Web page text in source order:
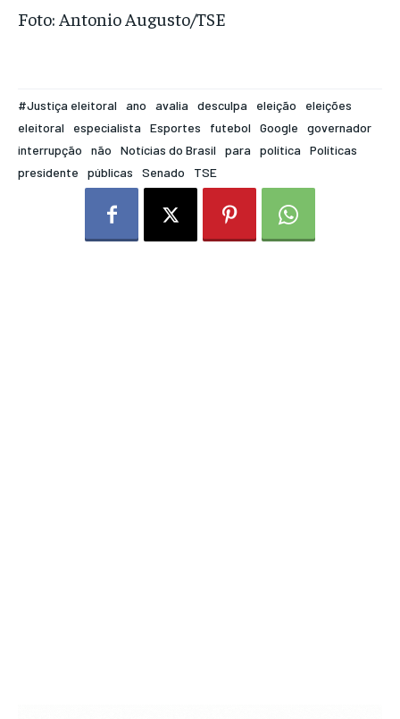
Foto: Antonio Augusto/TSE
#Justiça eleitoral ano avalia desculpa eleição
eleições
eleitoral
especialista Esportes futebol Google
governador
interrupção
não Notícias do Brasil para política
Políticas
presidente
públicas Senado TSE